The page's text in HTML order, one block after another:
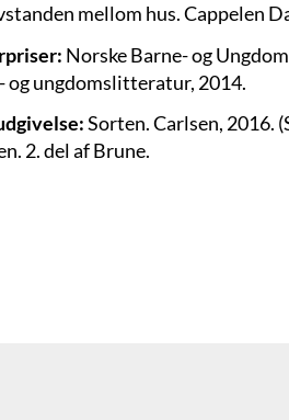
mellom hus. Cappelen
Norske Barne- og
og ungdomslitteratur, 2014.
Sorten. Carlsen,
2. del af Brune.